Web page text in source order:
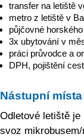
transfer na letiště
metro z letiště v
půjčovné
3x ubytování v
práci průvodce a
DPH, pojištění
Nástupní místa
Odletové letiště je
svoz